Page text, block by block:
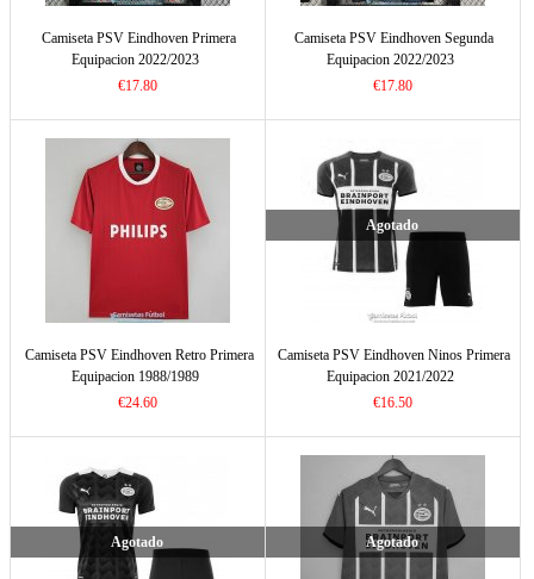
Camiseta PSV Eindhoven Primera
Equipacion 2022/2023
€17.80
Camiseta PSV Eindhoven Segunda
Equipacion 2022/2023
€17.80
Camiseta PSV Eindhoven Retro Primera
Equipacion 1988/1989
€24.60
Agotado
Camiseta PSV Eindhoven Ninos Primera
Equipacion 2021/2022
€16.50
Agotado Agotado